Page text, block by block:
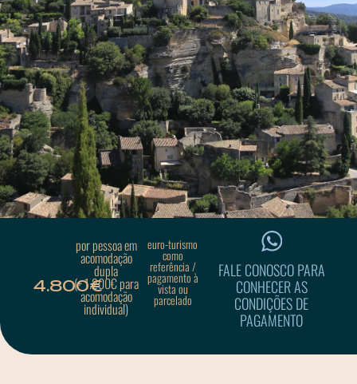
4.800€
por pessoa em
acomodação
dupla
(+ 1.200€ para
acomodação
individual)
euro-turismo
como
referência /
pagamento à
vista ou
parcelado
FALE CONOSCO PARA
CONHECER AS
CONDIÇÕES DE
PAGAMENTO